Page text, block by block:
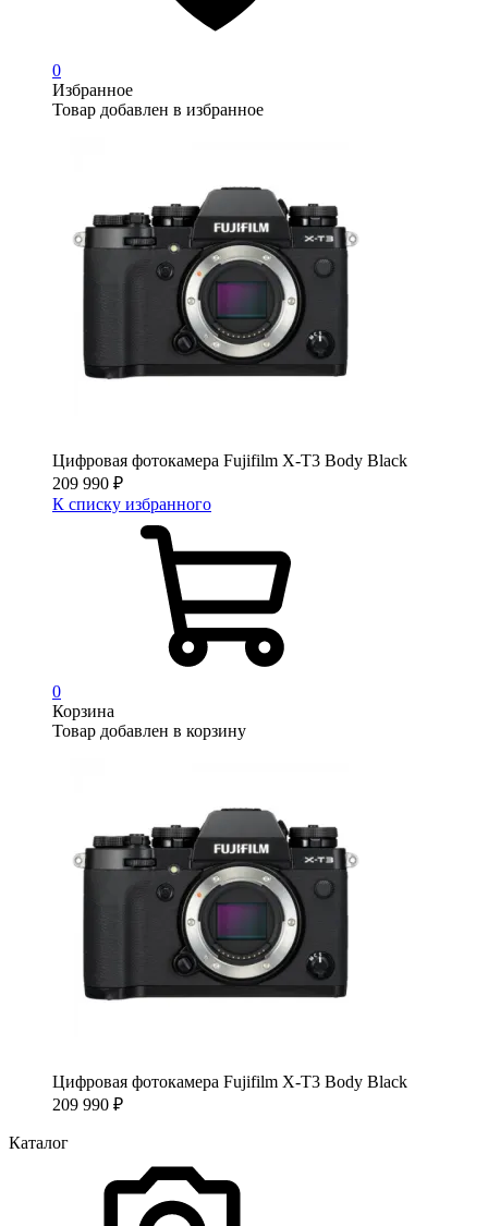
0
Избранное
Товар добавлен в избранное
Цифровая фотокамера Fujifilm X-T3 Body Black
209 990 ₽
К списку избранного
0
Корзина
Товар добавлен в корзину
Цифровая фотокамера Fujifilm X-T3 Body Black
209 990 ₽
Каталог